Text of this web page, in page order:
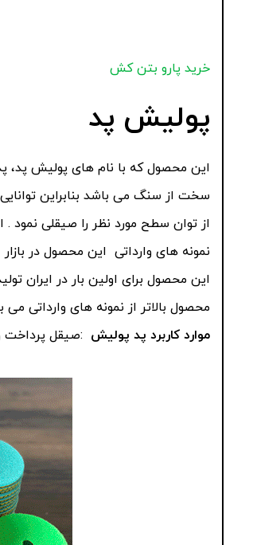
خرید پارو بتن کش
پولیش پد
این محصول که با نام های پولیش
سخت از سنگ می باشد بنابراین
از توان سطح مورد نظر را صیقلی نمود .
نمونه های وارداتی این محصول در
محصول بالاتر از نمونه های وارداتی
موارد کاربرد پد پولیش :صیقل پرداخت